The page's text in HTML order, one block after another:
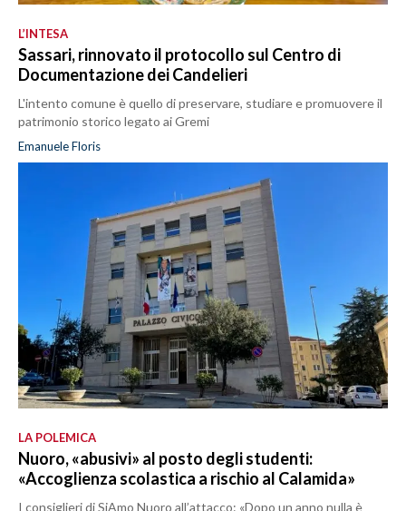
L’INTESA
Sassari, rinnovato il protocollo sul Centro di
Documentazione dei Candelieri
L'intento comune è quello di preservare, studiare e promuovere il
patrimonio storico legato ai Gremi
Emanuele Floris
LA POLEMICA
Nuoro, «abusivi» al posto degli studenti:
«Accoglienza scolastica a rischio al Calamida»
I consiglieri di SiAmo Nuoro all’attacco: «Dopo un anno nulla è